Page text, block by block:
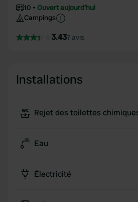
10
Ouvert aujourd'hui
Campings
3.437 avis
Installations
Rejet des toilettes
Eau
Électricité